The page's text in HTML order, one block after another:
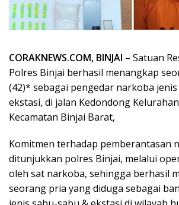
CORAKNEWS.COM, BINJAI – Satuan
Polres Binjai berhasil menangkap
(42)* sebagai pengedar narkoba
ekstasi, di jalan Kedondong
Kecamatan Binjai Barat,
Komitmen terhadap pemberantasan
ditunjukkan polres Binjai, melalui
oleh sat narkoba, sehingga berhasil
seorang pria yang diduga sebagai